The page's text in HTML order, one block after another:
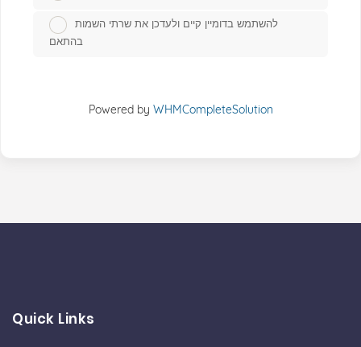
להשתמש בדומיין קיים ולעדכן את שרתי השמות
בהתאם
Powered by WHMCompleteSolution
Quick Links